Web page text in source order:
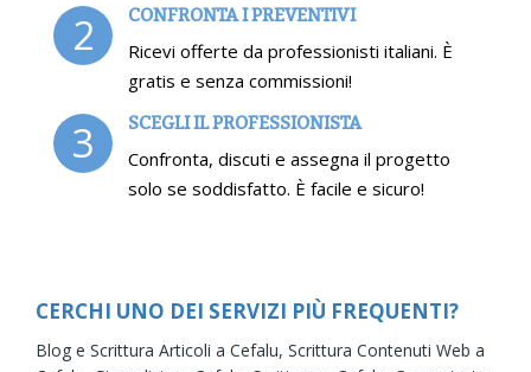
2 CONFRONTA I PREVENTIVI
Ricevi offerte da professionisti italiani. È
gratis e senza commissioni!
3 SCEGLI IL PROFESSIONISTA
Confronta, discuti e assegna il progetto
solo se soddisfatto. È facile e sicuro!
CERCHI UNO DEI SERVIZI PIÙ FREQUENTI?
Blog e Scrittura Articoli a Cefalu, Scrittura Contenuti Web a